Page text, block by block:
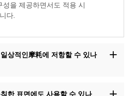
성을 제공하면서도 적용 시
다.
상적인摩耗에 저항할 수 있나
한 표면에도 사용할 수 있나